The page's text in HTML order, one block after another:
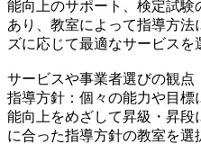
能向上のサポート、検定試
あり、教室によって指導方
ズに応じて最適なサービスを
サービスや事業者選びの観点
指導方針：個々の能力や目
能向上をめざして昇級・昇
に合った指導方針の教室を選